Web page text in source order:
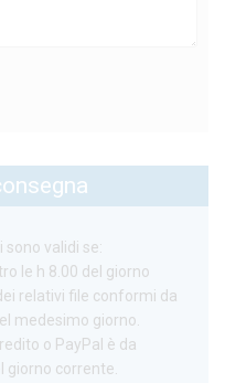
sono validi se:
le h 8.00 del giorno
relativi file conformi da
medesimo giorno.
o PayPal è da
corrente.